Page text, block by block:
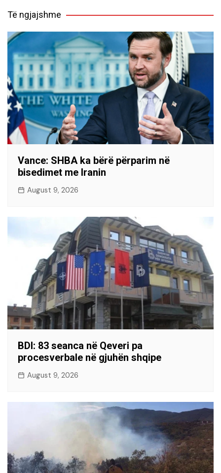
Të ngjajshme
Vance: SHBA ka bërë përparim në
bisedimet me Iranin
August 9, 2026
BDI: 83 seanca në Qeveri pa
procesverbale në gjuhën shqipe
August 9, 2026